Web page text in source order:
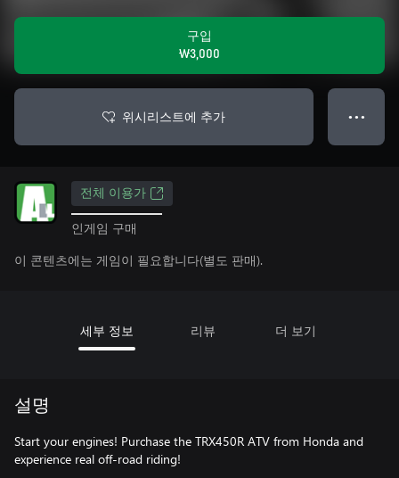
구입
₩3,000
위시리스트에 추가 ● ● ●
전체 이용가
인게임 구매
이 콘텐츠에는 게임이 필요합니다(별도 판매).
세부 정보 리뷰 더 보기
설명
Start your engines! Purchase the TRX450R ATV from Honda and
experience real off-road riding!